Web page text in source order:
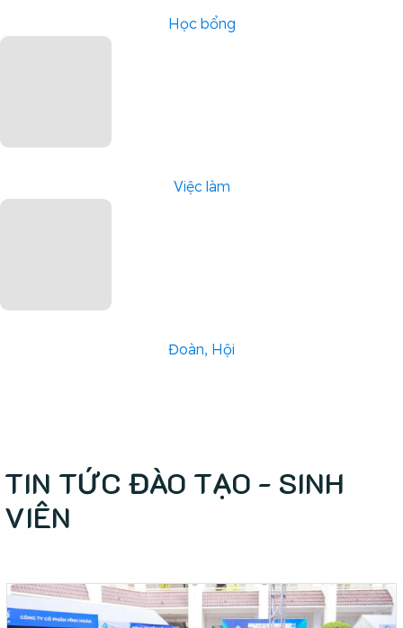
Học bổng
Việc làm
Đoàn, Hội
TIN TỨC ĐÀO TẠO - SINH
VIÊN